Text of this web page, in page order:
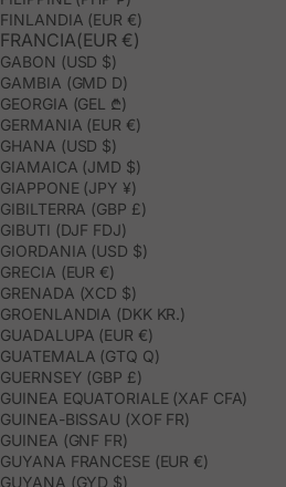
FINLANDIA (EUR €)
FRANCIA(EUR €)
GABON (USD $)
GAMBIA (GMD D)
GEORGIA (GEL ₾)
GERMANIA (EUR €)
GHANA (USD $)
GIAMAICA (JMD $)
GIAPPONE (JPY ¥)
GIBILTERRA (GBP £)
GIBUTI (DJF FDJ)
GIORDANIA (USD $)
GRECIA (EUR €)
GRENADA (XCD $)
GROENLANDIA (DKK KR.)
GUADALUPA (EUR €)
GUATEMALA (GTQ Q)
GUERNSEY (GBP £)
GUINEA EQUATORIALE (XAF CFA)
GUINEA-BISSAU (XOF FR)
GUINEA (GNF FR)
GUYANA FRANCESE (EUR €)
GUYANA (GYD $)